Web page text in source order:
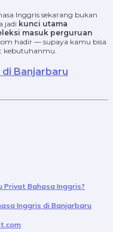
Inggris sekarang bukan
jadi kunci utama
masuk perguruan
hadir — supaya kamu bisa
kebutuhanmu.
di Banjarbaru
Privat Bahasa Inggris?
Inggris di Banjarbaru